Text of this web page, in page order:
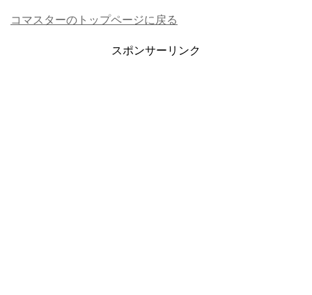
コマスターのトップページに戻る
スポンサーリンク